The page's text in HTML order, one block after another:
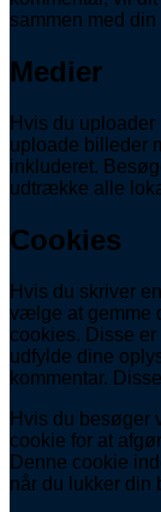
sammen med din
Medier
Hvis du
uploade billeder
inkluderet.
udtrække alle
Cookies
Hvis du skriver
vælge at gemme
cookies. Disse
udfylde dine
kommentar.
Hvis du besøger
cookie for at
Denne cookie
når du lukker din